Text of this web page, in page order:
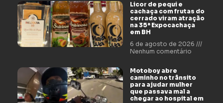
Licor de pequi e
cachaça com frutas do
cerrado viram atração
na 35ª Expocachaça
em BH
6 de agosto de 2026
Nenhum comentário
Motoboy abre
caminho no trânsito
para ajudar mulher
que passava mal a
chegar ao hospital em